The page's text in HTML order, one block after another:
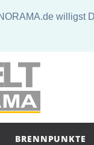
BRENNPUNKTE